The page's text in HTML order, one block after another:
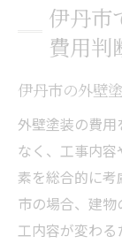
伊丹市
費用判
伊丹市の外壁
外壁塗装の費
なく、工事内
素を総合的に
市の場合、建
工内容が変わ